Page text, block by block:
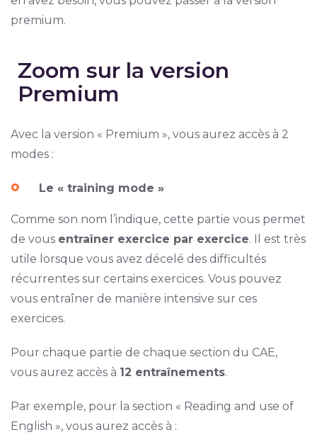
premium.
Zoom sur la version
Premium
Avec la version « Premium », vous aurez accès à 2
modes :
Le « training mode »
Comme son nom l’indique, cette partie vous permet
de vous entraîner exercice par exercice. Il est très
utile lorsque vous avez décelé des difficultés
récurrentes sur certains exercices. Vous pouvez
vous entraîner de manière intensive sur ces
exercices.
Pour chaque partie de chaque section du CAE,
vous aurez accès à 12 entraînements.
Par exemple, pour la section « Reading and use of
English », vous aurez accès à :